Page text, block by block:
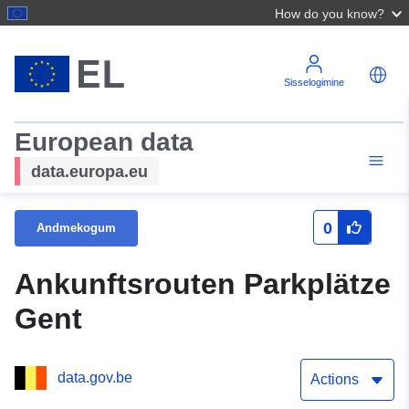
How do you know?
Sisselogimine
European data
data.europa.eu
Andmekogum 0
Ankunftsrouten Parkplätze
Gent
data.gov.be Actions